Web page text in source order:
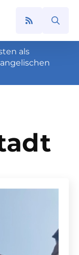
Search
als